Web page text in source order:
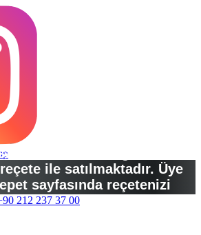
düzenlemelere göre
ile satılmaktadır. Üye
sayfasında reçetenizi
212 237 37 00